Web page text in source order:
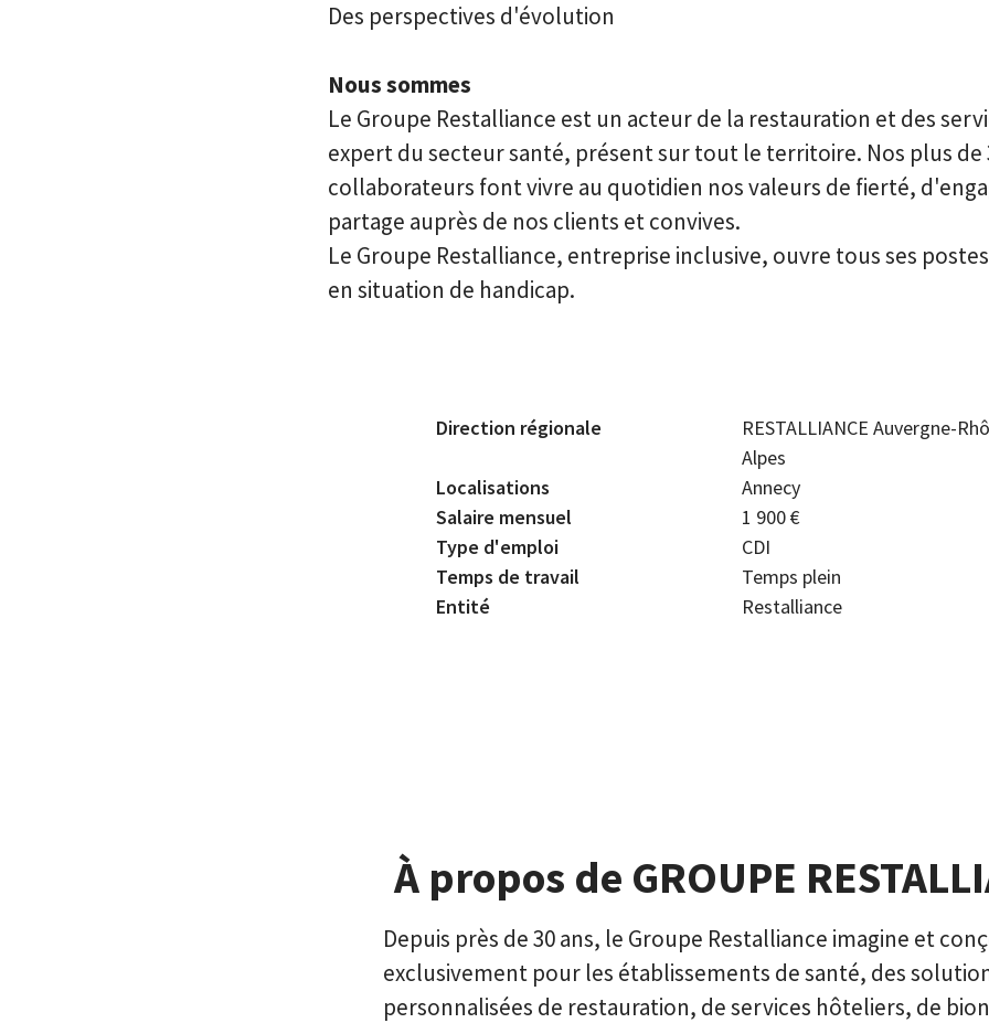
Des perspectives d'évolution
Nous sommes
Le Groupe Restalliance est un acteur de la restauration et des
expert du secteur santé, présent sur tout le territoire. Nos plus de
collaborateurs font vivre au quotidien nos valeurs de fierté,
partage auprès de nos clients et convives.
Le Groupe Restalliance, entreprise inclusive, ouvre tous ses
en situation de handicap.
Direction régionale
RESTALLIANCE Auvergne-
Alpes
Localisations
Annecy
Salaire mensuel
1 900 €
Type d'emploi
CDI
Temps de travail
Temps plein
Entité
Restalliance
À propos de GROUPE
Depuis près de 30 ans, le Groupe Restalliance imagine et
exclusivement pour les établissements de santé, des
personnalisées de restauration, de services hôteliers, de